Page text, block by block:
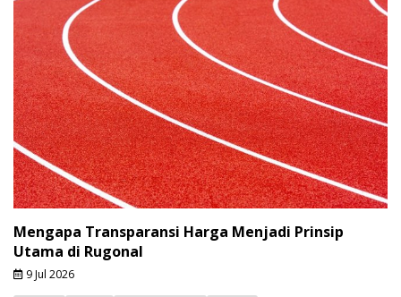
Mengapa Transparansi Harga Menjadi Prinsip
Utama di Rugonal
9 Jul 2026